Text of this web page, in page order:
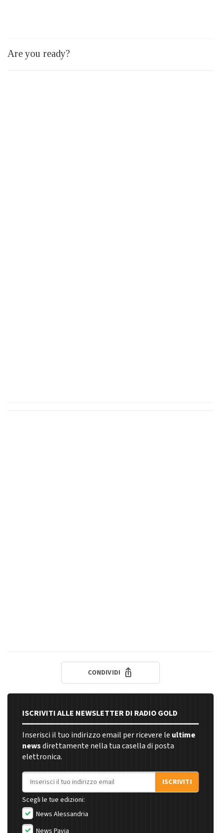
Are you ready?
CONDIVIDI
ISCRIVITI ALLE NEWSLETTER DI RADIO GOLD
Inserisci il tuo indirizzo email per ricevere le ultime
newsdirettamente nella tua casella di posta
elettronica.
Indirizzo email
ISCRIVITI
Scegli le tue edizioni:
News Alessandria
News Pavia